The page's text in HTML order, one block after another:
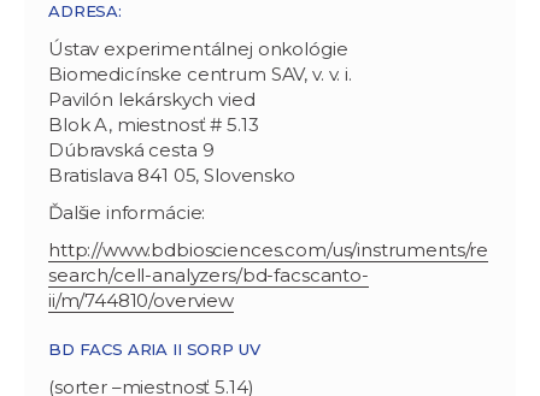
ADRESA:
Ústav experimentálnej onkológie
Biomedicínske centrum SAV, v. v. i.
Pavilón lekárskych vied
Blok A, miestnosť # 5.13
Dúbravská cesta 9
Bratislava 841 05, Slovensko
Ďalšie informácie:
http://www.bdbiosciences.com/us/instruments/re
search/cell-analyzers/bd-facscanto-
ii/m/744810/overview
BD FACS ARIA II SORP UV
(sorter –miestnosť 5.14)